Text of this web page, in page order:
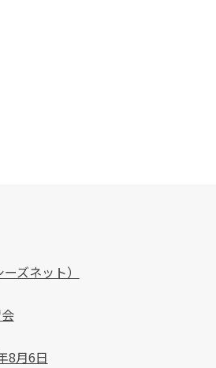
ズネット）
月6日